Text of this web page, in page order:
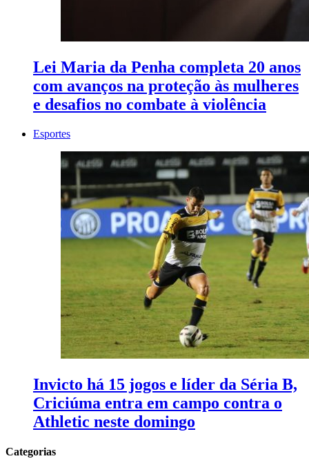
Lei Maria da Penha completa 20 anos
com avanços na proteção às mulheres
e desafios no combate à violência
Esportes
Invicto há 15 jogos e líder da Séria B,
Criciúma entra em campo contra o
Athletic neste domingo
Categorias